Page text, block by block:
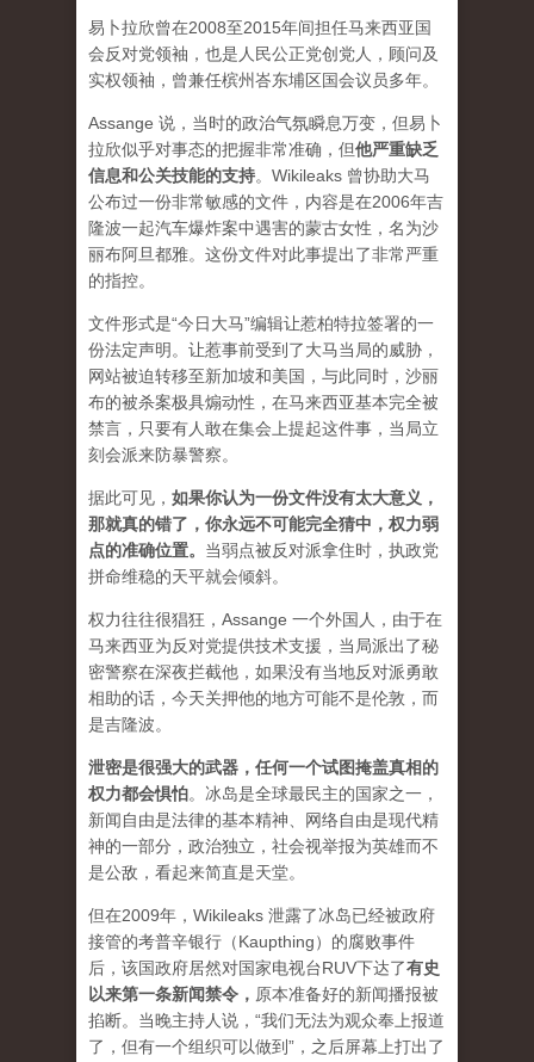
易卜拉欣曾在2008至2015年间担任马来西亚国
会反对党领袖，也是人民公正党创党人，顾问及
实权领袖，曾兼任槟州峇东埔区国会议员多年。
Assange 说，当时的政治气氛瞬息万变，但易卜
拉欣似乎对事态的把握非常准确，但他严重缺乏
信息和公关技能的支持。Wikileaks 曾协助大马
公布过一份非常敏感的文件，内容是在2006年吉
隆波一起汽车爆炸案中遇害的蒙古女性，名为沙
丽布阿旦都雅。这份文件对此事提出了非常严重
的指控。
文件形式是“今日大马”编辑让惹柏特拉签署的一
份法定声明。让惹事前受到了大马当局的威胁，
网站被迫转移至新加坡和美国，与此同时，沙丽
布的被杀案极具煽动性，在马来西亚基本完全被
禁言，只要有人敢在集会上提起这件事，当局立
刻会派来防暴警察。
据此可见， 如果你认为一份文件没有太大意义，
那就真的错了，你永远不可能完全猜中，权力弱
点的准确位置。 当弱点被反对派拿住时，执政党
拼命维稳的天平就会倾斜。
权力往往很猖狂，Assange 一个外国人，由于在
马来西亚为反对党提供技术支援，当局派出了秘
密警察在深夜拦截他，如果没有当地反对派勇敢
相助的话，今天关押他的地方可能不是伦敦，而
是吉隆波。
泄密是很强大的武器，任何一个试图掩盖真相的
权力都会惧怕。 冰岛是全球最民主的国家之一，
新闻自由是法律的基本精神、网络自由是现代精
神的一部分，政治独立，社会视举报为英雄而不
是公敌，看起来简直是天堂。
但在2009年，Wikileaks 泄露了冰岛已经被政府
接管的考普辛银行（Kaupthing）的腐败事件
后，该国政府居然对国家电视台RUV下达了有史
以来第一条新闻禁令 ， 原本准备好的新闻播报被
掐断。当晚主持人说，“我们无法为观众奉上报道
了，但有一个组织可以做到”，之后屏幕上打出了